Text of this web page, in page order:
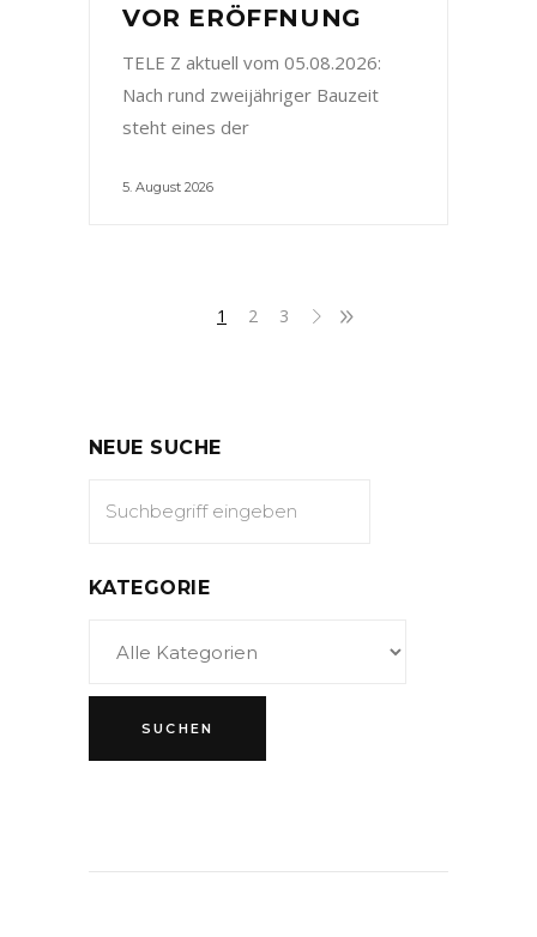
VOR ERÖFFNUNG
TELE Z aktuell vom 05.08.2026:
Nach rund zweijähriger Bauzeit
steht eines der
5. August 2026
1 2 3
NEUE SUCHE
KATEGORIE